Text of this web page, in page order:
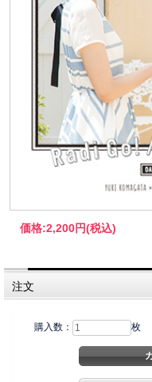
価格:2,200円(税込)
注文
購入数： 枚